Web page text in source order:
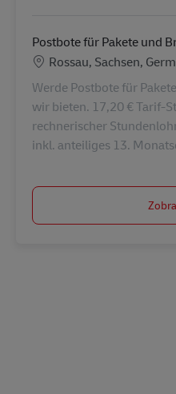
Postbote für Pakete und
Location
Rossau, Sachsen,
Werde Postbote für
wir bieten. 17,20 € Tarif-
rechnerischer
inkl. anteiliges 13.